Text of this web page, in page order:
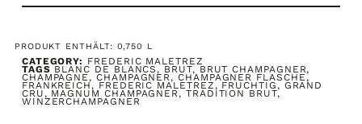
PRODUKT ENTHÄLT: 0,750 L
CATEGORY: FREDERIC MALETREZ
TAGS BLANC DE BLANCS, BRUT, BRUT CHAMPAGNER,
CHAMPAGNE, CHAMPAGNER,CHAMPAGNER FLASCHE,
FRANKREICH, FREDERIC MALETREZ, FRUCHTIG, GRAND
CRU, MAGNUM CHAMPAGNER, TRADITION BRUT,
WINZERCHAMPAGNER